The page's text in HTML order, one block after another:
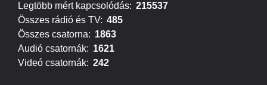
Legtöbb mért kapcsolódás: 215537
Összes rádió és TV: 485
Összes csatorna: 1863
Audió csatornák: 1621
Videó csatornák: 242